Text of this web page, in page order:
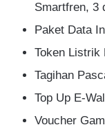
Smartfren, 3
Paket Data
Token Listrik
Tagihan
Top Up E-
Voucher